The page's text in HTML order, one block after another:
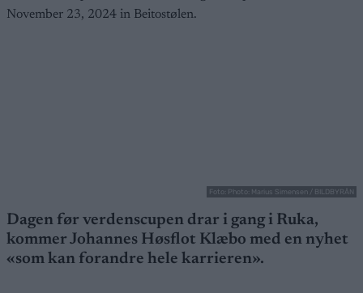
Foto: Photo: Marius Simensen / BILDBYRÅN
Dagen før verdenscupen drar i gang i Ruka,
kommer Johannes Høsflot Klæbo med en nyhet
«som kan forandre hele karrieren».